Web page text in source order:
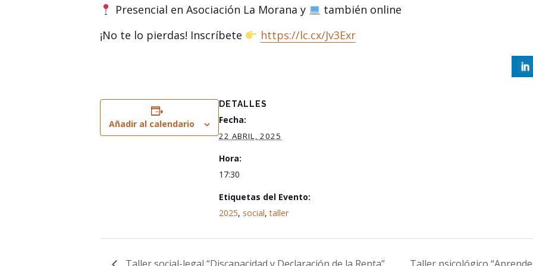
Presencial en Asociación La Morana y
también online
¡No te lo pierdas! Inscríbete
https://lc.cx/Jv3Exr
Añadir al calendario
DETALLES
Fecha:
22 ABRIL, 2025
Hora:
17:30
Etiquetas del Evento:
2025, social,taller